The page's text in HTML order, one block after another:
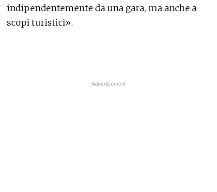
indipendentemente da una gara, ma anche a
scopi turistici».